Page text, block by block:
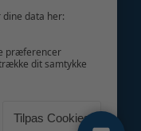
data her:
præferencer
dit samtykke
Tilpas Cookies